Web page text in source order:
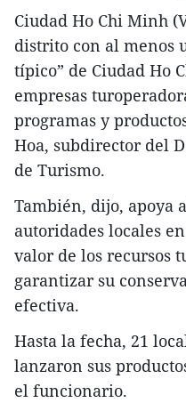
Ciudad Ho Chi Minh
distrito con al menos
típico” de Ciudad Ho
empresas
programas y
Hoa, subdirector del
de Turismo.
También, dijo, apoya
autoridades locales
valor de los recursos
garantizar su
efectiva.
Hasta la fecha, 21
lanzaron sus
el funcionario.